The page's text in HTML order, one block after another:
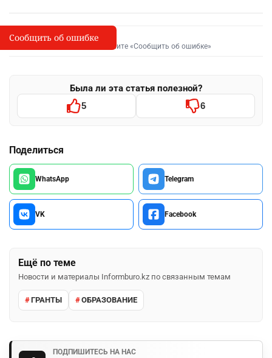
I
Сообщить об опечатке
Выделите фрагмент и нажмите «Сообщить об ошибке»
Была ли эта статья полезной?
5 6
Поделиться
WhatsApp Telegram
VK Facebook
Ещё по теме
Новости и материалы Informburo.kz по связанным темам
ГРАНТЫ ОБРАЗОВАНИЕ
ПОДПИШИТЕСЬ НА НАС
Сообщить об ошибке